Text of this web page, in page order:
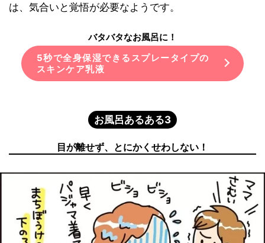
は、気合いと覚悟が必要なようです。
バタバタなお風呂に！
5秒で全身保湿できるスプレータイプの
スキンケア乳液
お風呂あるある3
目が離せず、とにかくせわしない！